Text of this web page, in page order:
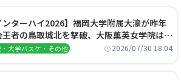
ンターハイ2026】福岡大学附属大濠が昨年
王者の鳥取城北を撃破、大阪薫英女学院は岐
子に完勝、大会3日目試合結果
大学バスケ・その他 2026/07/30 18:04